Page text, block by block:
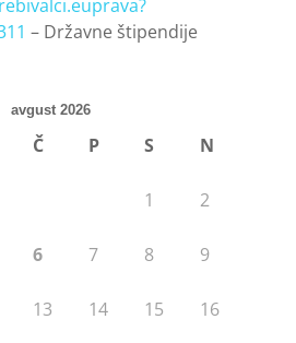
– Državne štipendije
avgust 2026
Č P S N
1 2
6 7 8 9
13 14 15 16